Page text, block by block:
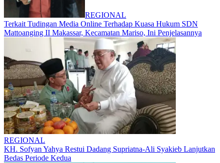
REGIONAL
Terkait Tudingan Media Online Terhadap Kuasa Hukum SDN
Mattoanging II Makassar, Kecamatan Mariso, Ini Penjelasannya
REGIONAL
KH. Sofyan Yahya Restui Dadang Supriatna-Ali Syakieb Lanjutkan
Bedas Periode Kedua